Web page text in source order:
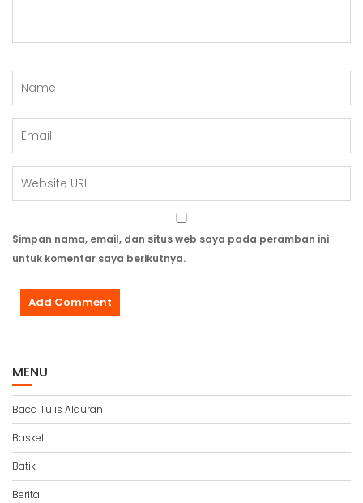
Simpan nama, email, dan situs web saya pada peramban ini
untuk komentar saya berikutnya.
MENU
Baca Tulis Alquran
Basket
Batik
Berita